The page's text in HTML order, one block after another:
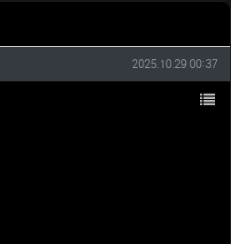
작성일
2025.10.29 00:37
목